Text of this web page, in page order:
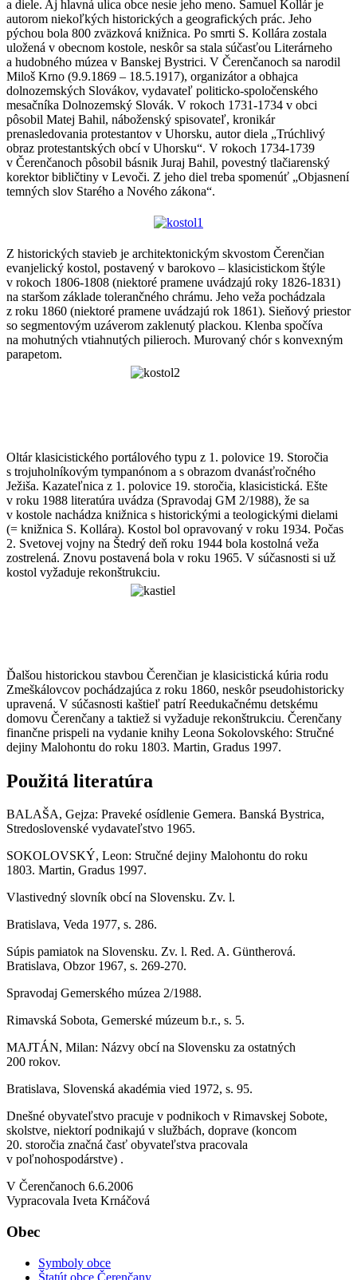
a diele. Aj hlavná ulica obce nesie jeho meno. Samuel Kollár je
autorom niekoľkých historických a geografických prác. Jeho
pýchou bola 800 zväzková knižnica. Po smrti S. Kollára zostala
uložená v obecnom kostole, neskôr sa stala súčasťou Literárneho
a hudobného múzea v Banskej Bystrici. V Čerenčanoch sa narodil
Miloš Krno (9.9.1869 – 18.5.1917), organizátor a obhajca
dolnozemských Slovákov, vydavateľ politicko-spoločenského
mesačníka Dolnozemský Slovák. V rokoch 1731-1734 v obci
pôsobil Matej Bahil, náboženský spisovateľ, kronikár
prenasledovania protestantov v Uhorsku, autor diela „Trúchlivý
obraz protestantských obcí v Uhorsku“. V rokoch 1734-1739
v Čerenčanoch pôsobil básnik Juraj Bahil, povestný tlačiarenský
korektor bibličtiny v Levoči. Z jeho diel treba spomenúť „Objasnení
temných slov Starého a Nového zákona“.
Z historických stavieb je architektonickým skvostom Čerenčian
evanjelický kostol, postavený v barokovo – klasicistickom štýle
v rokoch 1806-1808 (niektoré pramene uvádzajú roky 1826-1831)
na staršom základe tolerančného chrámu. Jeho veža pochádzala
z roku 1860 (niektoré pramene uvádzajú rok 1861). Sieňový priestor
so segmentovým uzáverom zaklenutý plackou. Klenba spočíva
na mohutných vtiahnutých pilieroch. Murovaný chór s konvexným
parapetom.
Oltár klasicistického portálového typu z 1. polovice 19. Storočia
s trojuholníkovým tympanónom a s obrazom dvanásťročného
Ježiša. Kazateľnica z 1. polovice 19. storočia, klasicistická. Ešte
v roku 1988 literatúra uvádza (Spravodaj GM 2/1988), že sa
v kostole nachádza knižnica s historickými a teologickými dielami
(= knižnica S. Kollára). Kostol bol opravovaný v roku 1934. Počas
2. Svetovej vojny na Štedrý deň roku 1944 bola kostolná veža
zostrelená. Znovu postavená bola v roku 1965. V súčasnosti si už
kostol vyžaduje rekonštrukciu.
Ďalšou historickou stavbou Čerenčian je klasicistická kúria rodu
Zmeškálovcov pochádzajúca z roku 1860, neskôr pseudohistoricky
upravená. V súčasnosti kaštieľ patrí Reedukačnému detskému
domovu Čerenčany a taktiež si vyžaduje rekonštrukciu. Čerenčany
finančne prispeli na vydanie knihy Leona Sokolovského: Stručné
dejiny Malohontu do roku 1803. Martin, Gradus 1997.
Použitá literatúra
BALAŠA, Gejza: Praveké osídlenie Gemera. Banská Bystrica,
Stredoslovenské vydavateľstvo 1965.
SOKOLOVSKÝ, Leon: Stručné dejiny Malohontu do roku
1803. Martin, Gradus 1997.
Vlastivedný slovník obcí na Slovensku. Zv. l.
Bratislava, Veda 1977, s. 286.
Súpis pamiatok na Slovensku. Zv. l. Red. A. Güntherová.
Bratislava, Obzor 1967, s. 269-270.
Spravodaj Gemerského múzea 2/1988.
Rimavská Sobota, Gemerské múzeum b.r., s. 5.
MAJTÁN, Milan: Názvy obcí na Slovensku za ostatných
200 rokov.
Bratislava, Slovenská akadémia vied 1972, s. 95.
Dnešné obyvateľstvo pracuje v podnikoch v Rimavskej Sobote,
skolstve, niektorí podnikajú v službách, doprave (koncom
20. storočia značná časť obyvateľstva pracovala
v poľnohospodárstve) .
V Čerenčanoch 6.6.2006
Vypracovala Iveta Krnáčová
Obec
Symboly obce
Štatút obce Čerenčany